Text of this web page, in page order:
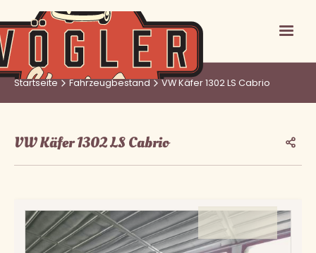
Startseite Fahrzeugbestand VW Käfer 1302 LS Cabrio
VW Käfer 1302 LS Cabrio